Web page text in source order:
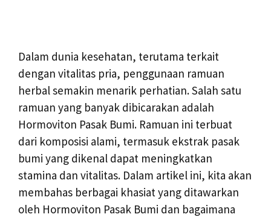
Dalam dunia kesehatan, terutama terkait
dengan vitalitas pria, penggunaan ramuan
herbal semakin menarik perhatian. Salah satu
ramuan yang banyak dibicarakan adalah
Hormoviton Pasak Bumi. Ramuan ini terbuat
dari komposisi alami, termasuk ekstrak pasak
bumi yang dikenal dapat meningkatkan
stamina dan vitalitas. Dalam artikel ini, kita akan
membahas berbagai khasiat yang ditawarkan
oleh Hormoviton Pasak Bumi dan bagaimana